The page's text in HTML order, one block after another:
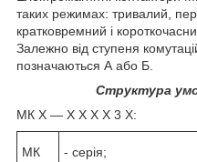
таких режимах: тривалий,
кратковремний і
Залежно від ступеня
позначаються А або Б.
Структура
МК Х ― Х Х Х Х 3 Х:
МК - серія;